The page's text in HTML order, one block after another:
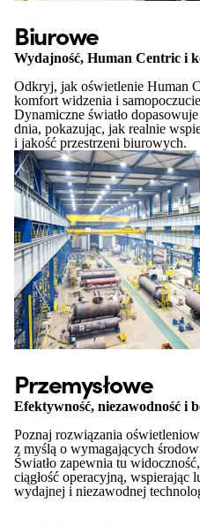
Biurowe
Wydajność, Human Centric i
Odkryj, jak oświetlenie Human
komfort widzenia i
Dynamiczne światło
dnia, pokazując, jak realnie
i jakość przestrzeni biurowych.
Przemysłowe
Efektywność, niezawodność i
Poznaj rozwiązania
z myślą o wymagających
Światło zapewnia tu
ciągłość operacyjną, wspierając
wydajnej i niezawodnej